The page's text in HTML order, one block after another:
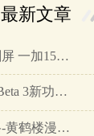
最新文章
一加15全球首发超高刷屏 一加15参数详细配置…
iOS 26.1开发者预览版Beta 3新功能详解…
黄鹤楼漫天游软包价格-黄鹤楼漫天游软包多少钱一盒…